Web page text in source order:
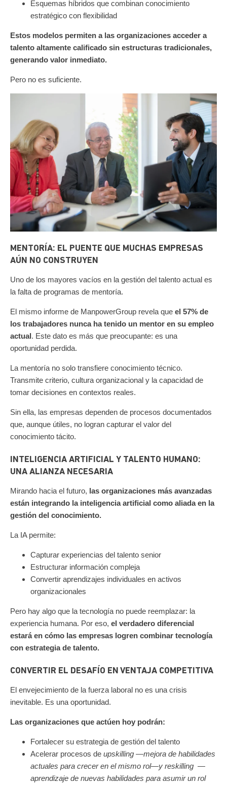
Esquemas híbridos que combinan conocimiento
estratégico con flexibilidad
Estos modelos permiten a las organizaciones acceder a
talento altamente calificado sin estructuras tradicionales,
generando valor inmediato.
Pero no es suficiente.
MENTORÍA: EL PUENTE QUE MUCHAS EMPRESAS
AÚN NO CONSTRUYEN
Uno de los mayores vacíos en la gestión del talento actual es
la falta de programas de mentoría.
El mismo informe de ManpowerGroup revela que el 57% de
los trabajadores nunca ha tenido un mentor en su empleo
actual. Este dato es más que preocupante: es una
oportunidad perdida.
La mentoría no solo transfiere conocimiento técnico.
Transmite criterio, cultura organizacional y la capacidad de
tomar decisiones en contextos reales.
Sin ella, las empresas dependen de procesos documentados
que, aunque útiles, no logran capturar el valor del
conocimiento tácito.
INTELIGENCIA ARTIFICIAL Y TALENTO HUMANO:
UNA ALIANZA NECESARIA
Mirando hacia el futuro, las organizaciones más avanzadas
están integrando la inteligencia artificial como aliada en la
gestión del conocimiento.
La IA permite:
Capturar experiencias del talento senior
Estructurar información compleja
Convertir aprendizajes individuales en activos
organizacionales
Pero hay algo que la tecnología no puede reemplazar: la
experiencia humana. Por eso, el verdadero diferencial
estará en cómo las empresas logren combinar tecnología
con estrategia de talento.
CONVERTIR EL DESAFÍO EN VENTAJA COMPETITIVA
El envejecimiento de la fuerza laboral no es una crisis
inevitable. Es una oportunidad.
Las organizaciones que actúen hoy podrán:
Fortalecer su estrategia de gestión del talento
Acelerar procesos de upskilling —mejora de habilidades
actuales para crecer en el mismo rol—y reskilling —
aprendizaje de nuevas habilidades para asumir un rol